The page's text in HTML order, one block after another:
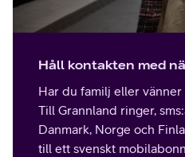
Håll kontakten med
Har du familj eller
Till Grannland ringer,
Danmark, Norge och
till ett svenskt